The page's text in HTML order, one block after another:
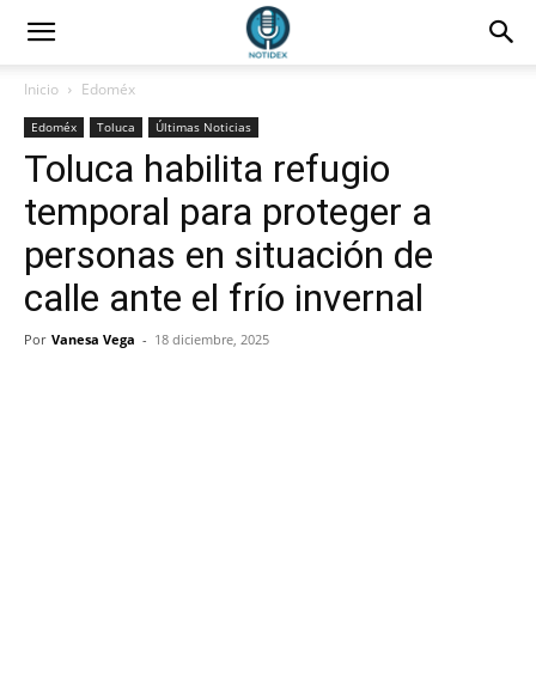
Inicio Edoméx
Edoméx Toluca Últimas Noticias
Toluca habilita refugio
temporal para proteger a
personas en situación de
calle ante el frío invernal
Por Vanesa Vega - 18 diciembre, 2025